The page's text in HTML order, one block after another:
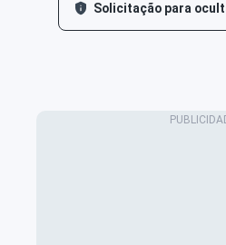
Solicitação para